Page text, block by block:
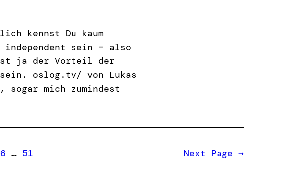
kennst Du kaum
sein – also
ist ja der Vorteil der
oslog.tv/ von Lukas
sogar mich zumindest
… 51 Next Page →